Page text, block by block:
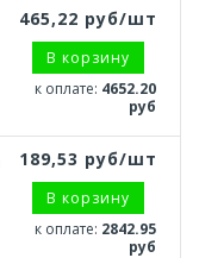
465,22 руб/шт
В корзину
к оплате: 4652.20
руб
189,53 руб/шт
В корзину
к оплате: 2842.95
руб